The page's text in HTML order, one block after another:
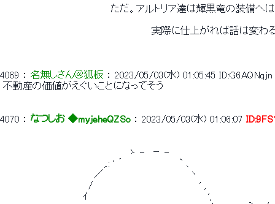
ただ。アルトリア達は輝黒竜の装備へはあまり
実際に仕上がれば話は変わるかもし
4069 ： 名無しさん＠狐板 ： 2023/05/03(水) 01:05:45 ID:G6AQNqjn
不動産の価値がえぐいことになってそう
4070 ： なつしお ◆myjeheQZSo ： 2023/05/03(水) 01:06:07
ゝ -　－ -
,.: ' ´　　　　　 　 　 ` 、
／　　　　　　　　 　 　 　 ヽ
/　　　　　　　　 　 　 　 　 　 ' ,
ｲ　　　　　　　　　　 　 　 　 　 　 ',